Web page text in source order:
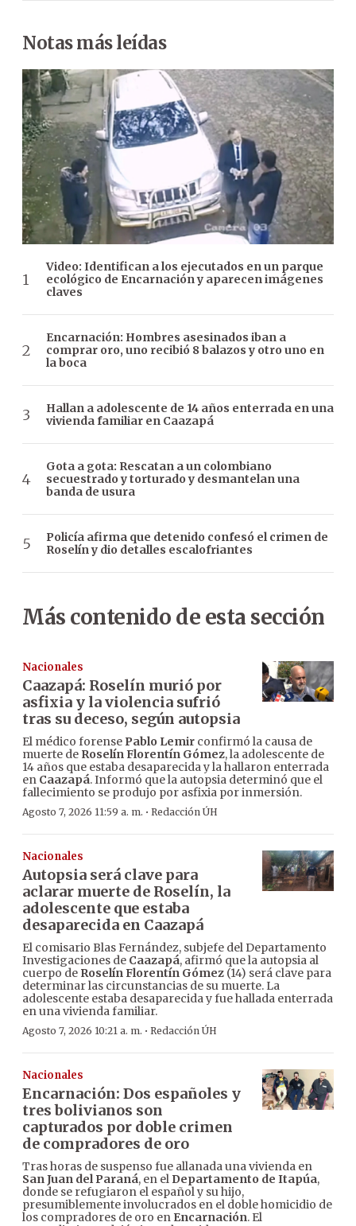
Notas más leídas
Video: Identifican a los ejecutados en un parque
ecológico de Encarnación y aparecen imágenes
claves
Encarnación: Hombres asesinados iban a
comprar oro, uno recibió 8 balazos y otro uno en
la boca
Hallan a adolescente de 14 años enterrada en una
vivienda familiar en Caazapá
Gota a gota: Rescatan a un colombiano
secuestrado y torturado y desmantelan una
banda de usura
Policía afirma que detenido confesó el crimen de
Roselín y dio detalles escalofriantes
Más contenido de esta sección
Nacionales
Caazapá: Roselín murió por
asfixia y la violencia sufrió
tras su deceso, según autopsia
El médico forense Pablo Lemir confirmó la causa de
muerte de Roselín Florentín Gómez, la adolescente de
14 años que estaba desaparecida y la hallaron enterrada
en Caazapá. Informó que la autopsia determinó que el
fallecimiento se produjo por asfixia por inmersión.
Agosto 7, 2026 11:59 a. m. · Redacción ÚH
Nacionales
Autopsia será clave para
aclarar muerte de Roselín, la
adolescente que estaba
desaparecida en Caazapá
El comisario Blas Fernández, subjefe del Departamento
Investigaciones de Caazapá, afirmó que la autopsia al
cuerpo de Roselín Florentín Gómez (14) será clave para
determinar las circunstancias de su muerte. La
adolescente estaba desaparecida y fue hallada enterrada
en una vivienda familiar.
Agosto 7, 2026 10:21 a. m. · Redacción ÚH
Nacionales
Encarnación: Dos españoles y
tres bolivianos son
capturados por doble crimen
de compradores de oro
Tras horas de suspenso fue allanada una vivienda en
San Juan del Paraná, en el Departamento de Itapúa,
donde se refugiaron el español y su hijo,
presumiblemente involucrados en el doble homicidio de
los compradores de oro en Encarnación. El